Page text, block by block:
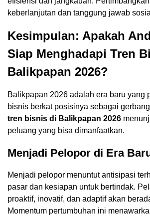
keberlanjutan dan tanggung jawab
Kesimpulan: Apakah
Siap Menghadapi Tren
Balikpapan 2026?
Balikpapan 2026 adalah era baru yang
bisnis berkat posisinya sebagai
tren bisnis di Balikpapan 2026
peluang yang bisa dimanfaatkan.
Menjadi Pelopor di Era
Menjadi pelopor menuntut antisipasi
pasar dan kesiapan untuk bertindak.
proaktif, inovatif, dan adaptif akan
Momentum pertumbuhan ini